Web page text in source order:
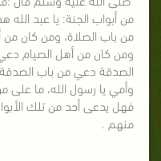
من أبواب الجنة: يا عبد
من باب الصلاة، ومن كان
ومن كان من أهل الصيام
الصدقة دعي من باب الصدقة
وأمي يا رسول الله، ما
فهل يدعى أحد من تلك
منهم .